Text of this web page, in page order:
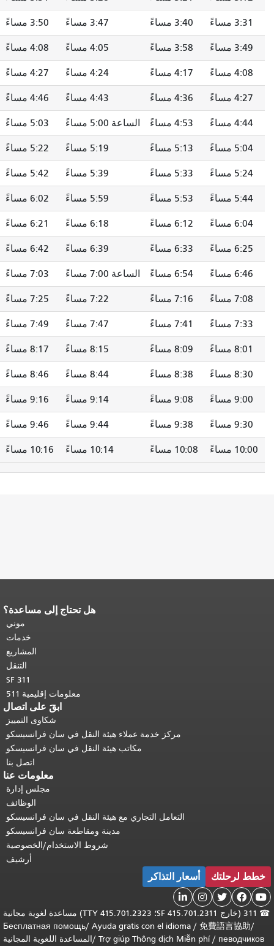
3:40 مساءً 3:47 مساءً 3:50 مساءً 3:55 مساءً
3:58 مساءً 4:05 مساءً 4:08 مساءً 4:13 مساءً
4:17 مساءً 4:24 مساءً 4:27 مساءً 4:33 مساءً
4:36 مساءً 4:43 مساءً 4:46 مساءً 4:52 مساءً
4:53 مساءً الساعة 5:00 مساءً 5:03 مساءً 5:09 مساءً
5:13 مساءً 5:19 مساءً 5:22 مساءً 5:28 مساءً
5:33 مساءً 5:39 مساءً 5:42 مساءً 5:48 مساءً
5:53 مساءً 5:59 مساءً 6:02 مساءً 6:08 مساءً
6:12 مساءً 6:18 مساءً 6:21 مساءً 6:26 مساءً
6:33 مساءً 6:39 مساءً 6:42 مساءً 6:47 مساءً
6:54 مساءً الساعة 7:00 مساءً 7:03 مساءً 7:08 مساءً
7:16 مساءً 7:22 مساءً 7:25 مساءً 7:30 مساءً
7:41 مساءً 7:47 مساءً 7:49 مساءً 7:54 مساءً
8:09 مساءً 8:15 مساءً 8:17 مساءً 8:22 مساءً
8:38 مساءً 8:44 مساءً 8:46 مساءً 8:51 مساءً
9:08 مساءً 9:14 مساءً 9:16 مساءً 9:21 مساءً
9:38 مساءً 9:44 مساءً 9:46 مساءً 9:51 مساءً
10:08 مساءً 10:14 مساءً 10:16 مساءً 10:21 مساءً
هل تحتاج إلى مساعدة؟
معلومات إقليمية 511
مركز خدمة عملاء هيئة النقل في سان فرانسيسكو
مكاتب هيئة النقل في سان فرانسيسكو
التعامل التجاري مع هيئة النقل في سان فرانسيسكو
مدينة ومقاطعة سان فرانسيسكو
شروط الاستخدام/الخصوصية
أسعار التذاكر


311 (خارج SF 415.701.2311؛ TTY 415.701.2323) مساعدة لغوية مجانية
/
Ayuda gratis con el idioma
/
Бесплатная помощь
Trợ giúp Thông dịch Miễn phí
/المساعدة اللغوية المجانية